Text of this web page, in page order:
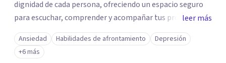
dignidad de cada persona, ofreciendo un espacio seguro
para escuchar, comprender y acompañar tus procesos
emocionales a tu propio ritmo. Creo firmemente en la
importancia de construir juntos herramientas que
fortalezcan el bienestar, la autonomía y el sentido de
leer más
Ansiedad Habilidades de afrontamiento
Depresión
+6 más